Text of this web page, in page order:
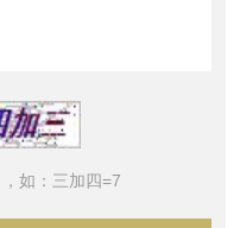
如：三加四=7